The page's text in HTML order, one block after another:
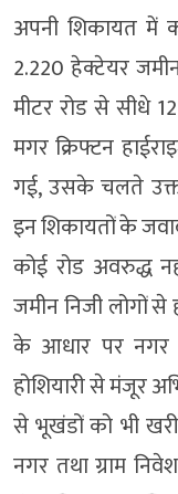
अपनी शिकायत में
2.220 हेक्टेयर
मीटर रोड से सीधे
मगर क्रिफ्टन
गई, उसके चलते उक्त
इन शिकायतों के
कोई रोड अवरुद्ध
जमीन निजी लोगों
के आधार पर नगर
होशियारी से मंजूर
से भूखंडों को भी
नगर तथा ग्राम